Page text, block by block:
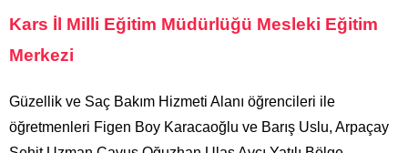
Kars İl Milli Eğitim Müdürlüğü Mesleki Eğitim
Merkezi
Güzellik ve Saç Bakım Hizmeti Alanı öğrencileri ile
öğretmenleri Figen Boy Karacaoğlu ve Barış Uslu, Arpaçay